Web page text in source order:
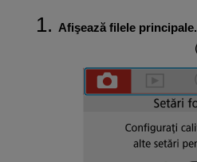
Afişează filele principale.